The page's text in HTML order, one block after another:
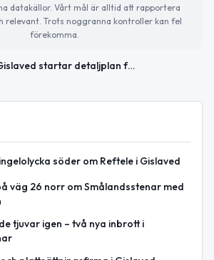
datakällor. Vårt mål är alltid att rapportera
relevant. Trots noggranna kontroller kan fel
förekomma.
Gislaved startar detaljplan för Lida 1:16 – bostad kan bli kontor
söder om Reftele i Gislaved
väg 26 norr om Smålandsstenar med
tjuvar igen – två nya inbrott i